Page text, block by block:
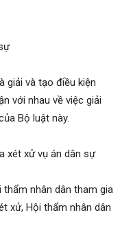
giải và tạo điều kiện
với nhau về việc giải
Bộ luật này.
xét xử vụ án dân sự
nhân dân tham gia
xử, Hội thẩm nhân dân